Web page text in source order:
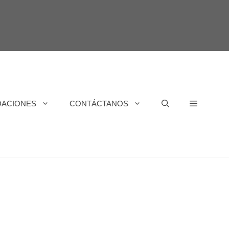
CONTÁCTANOS